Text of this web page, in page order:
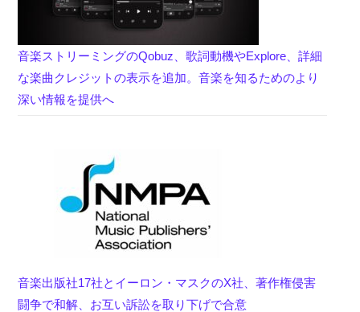
音楽ストリーミングのQobuz、歌詞動機やExplore、詳細
な楽曲クレジットの表示を追加。音楽を知るためのより
深い情報を提供へ
音楽出版社17社とイーロン・マスクのX社、著作権侵害
闘争で和解、お互い訴訟を取り下げで合意